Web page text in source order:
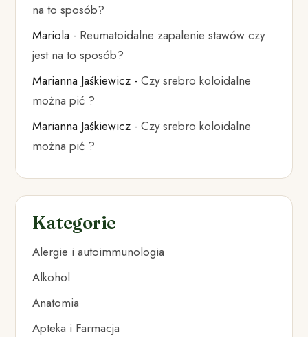
na to sposób?
Mariola - Reumatoidalne zapalenie stawów czy
jest na to sposób?
Marianna Jaśkiewicz -Czy srebro koloidalne
można pić ?
Marianna Jaśkiewicz -Czy srebro koloidalne
można pić ?
Kategorie
Alergie i autoimmunologia
Alkohol
Anatomia
Apteka i Farmacja